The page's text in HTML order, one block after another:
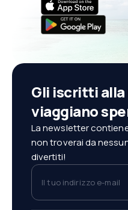
Gli iscritti alla
viaggiano
La newsletter
non troverai da
divertiti!
Il tuo indirizzo e-mail